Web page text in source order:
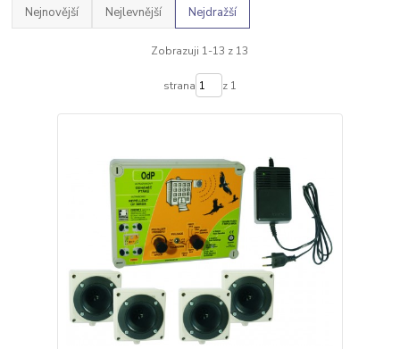
Nejnovější Nejlevnější Nejdražší
Zobrazuji 1-13 z 13
strana z 1